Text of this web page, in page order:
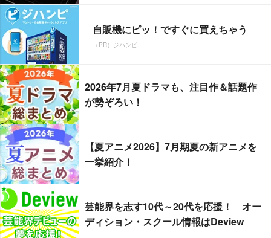
自販機にピッ！ですぐに買えちゃう
（PR）ジハンピ
2026年7月夏ドラマも、注目作＆話題作
が勢ぞろい！
【夏アニメ2026】7月期夏の新アニメを
一挙紹介！
芸能界を志す10代～20代を応援！ オー
ディション・スクール情報はDeview